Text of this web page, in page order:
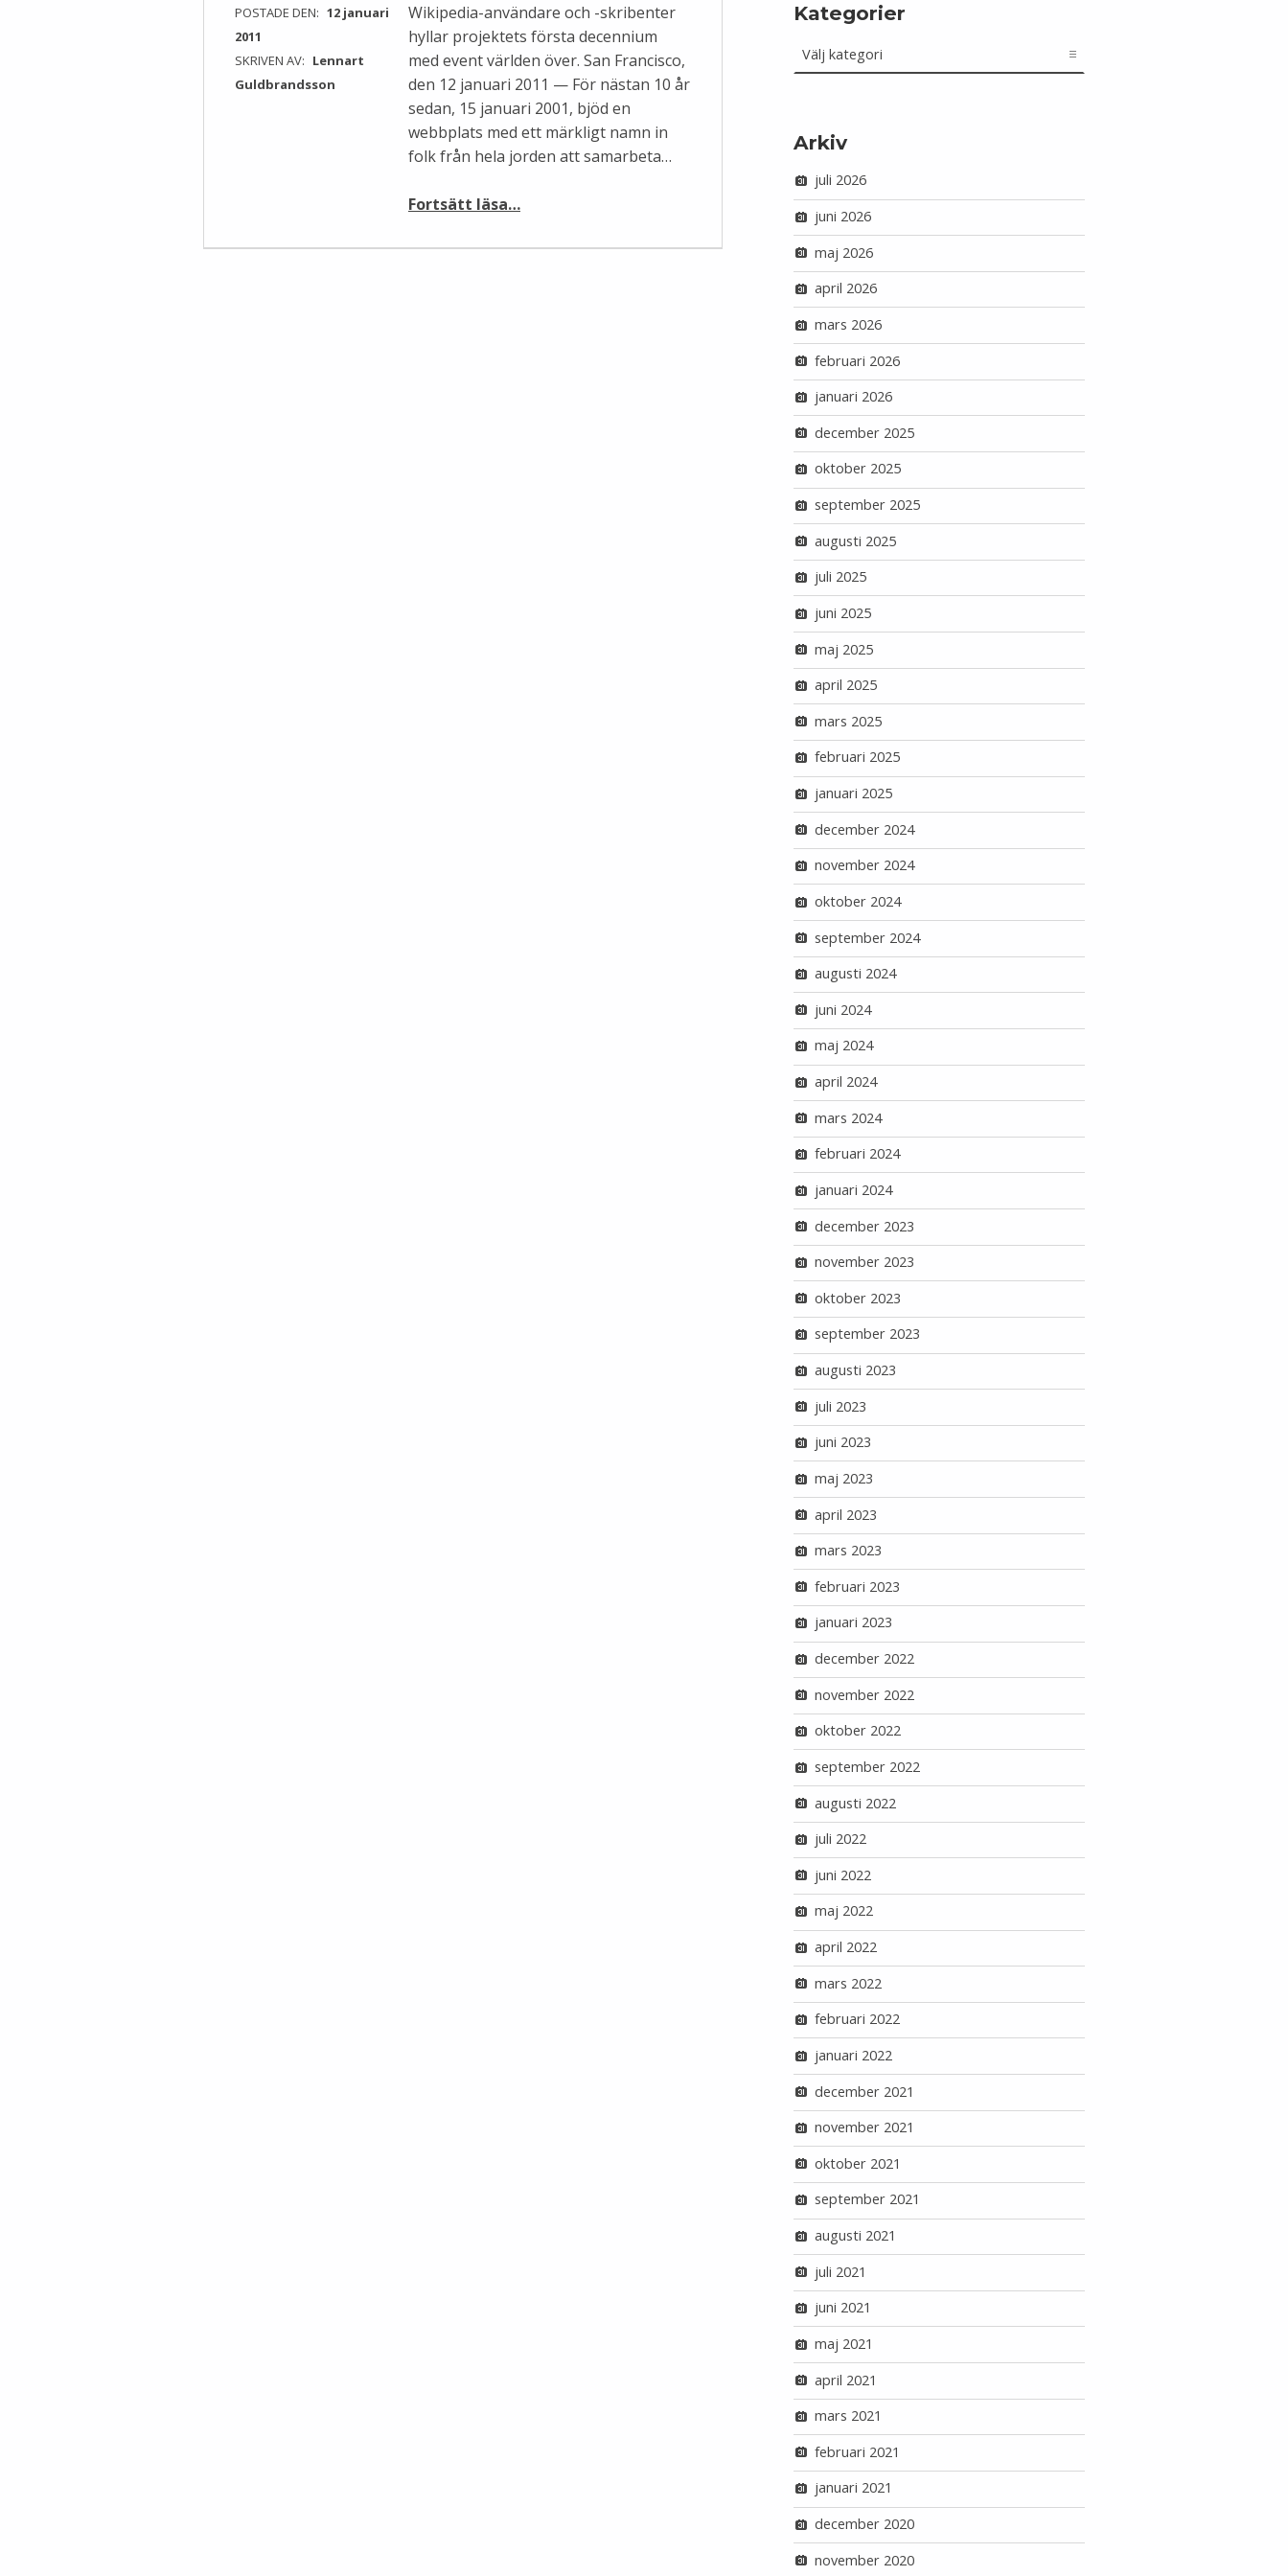
POSTADE DEN: 12 januari
2011
SKRIVEN AV: Lennart
Guldbrandsson
Wikipedia-användare och -skribenter
hyllar projektets första decennium
med event världen över. San Francisco,
den 12 januari 2011 — För nästan 10 år
sedan, 15 januari 2001, bjöd en
webbplats med ett märkligt namn in
folk från hela jorden att samarbeta…
Fortsätt läsa…
Kategorier
Arkiv
juli 2026
juni 2026
maj 2026
april 2026
mars 2026
februari 2026
januari 2026
december 2025
oktober 2025
september 2025
augusti 2025
juli 2025
juni 2025
maj 2025
april 2025
mars 2025
februari 2025
januari 2025
december 2024
november 2024
oktober 2024
september 2024
augusti 2024
juni 2024
maj 2024
april 2024
mars 2024
februari 2024
januari 2024
december 2023
november 2023
oktober 2023
september 2023
augusti 2023
juli 2023
juni 2023
maj 2023
april 2023
mars 2023
februari 2023
januari 2023
december 2022
november 2022
oktober 2022
september 2022
augusti 2022
juli 2022
juni 2022
maj 2022
april 2022
mars 2022
februari 2022
januari 2022
december 2021
november 2021
oktober 2021
september 2021
augusti 2021
juli 2021
juni 2021
maj 2021
april 2021
mars 2021
februari 2021
januari 2021
december 2020
november 2020